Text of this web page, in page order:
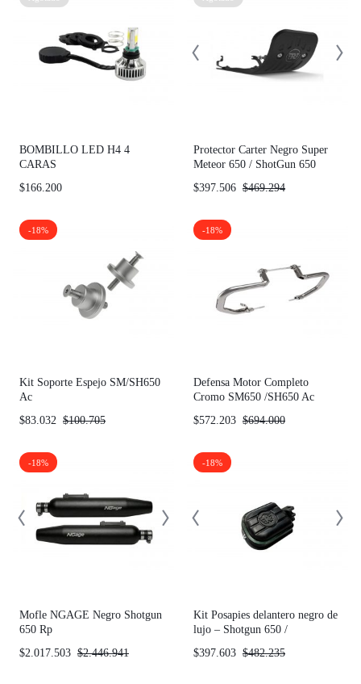
BOMBILLO LED H4 4
CARAS
$166.200
Protector Carter Negro Super
Meteor 650 / ShotGun 650
$469.294
$397.506
-18%
Kit Soporte Espejo SM/SH650
Ac
$100.705
$83.032
-18%
Defensa Motor Completo
Cromo SM650 /SH650 Ac
$694.000
$572.203
-18%
Mofle NGAGE Negro Shotgun
650 Rp
$2.446.941
$2.017.503
-18%
Kit Posapies delantero negro de
lujo – Shotgun 650 /
$482.235
$397.603